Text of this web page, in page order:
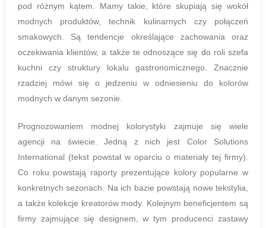
pod różnym kątem. Mamy takie, które skupiają się wokół
modnych produktów, technik kulinarnych czy połączeń
smakowych. Są tendencje określające zachowania oraz
oczekiwania klientów, a także te odnoszące się do roli szefa
kuchni czy struktury lokalu gastronomicznego. Znacznie
rzadziej mówi się o jedzeniu w odniesieniu do kolorów
modnych w danym sezonie.
Prognozowaniem modnej kolorystyki zajmuje się wiele
agencji na świecie. Jedną z nich jest Color Solutions
International (tekst powstał w oparciu o materiały tej firmy).
Co roku powstają raporty prezentujące kolory popularne w
konkretnych sezonach. Na ich bazie powstają nowe tekstylia,
a także kolekcje kreatorów mody. Kolejnym beneficjentem są
firmy zajmujące się designem, w tym producenci zastawy